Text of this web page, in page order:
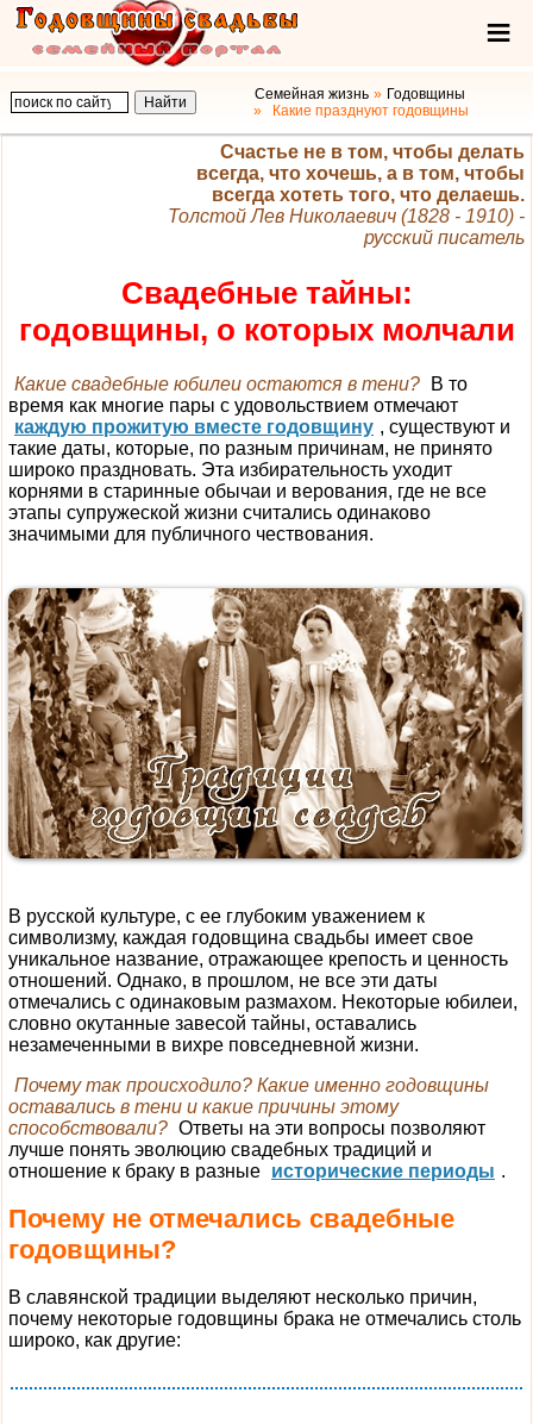
Семейная жизнь
Годовщины
Какие празднуют годовщины
Счастье не в том, чтобы делать
всегда, что хочешь, а в том, чтобы
всегда хотеть того, что делаешь.
Толстой Лев Николаевич (1828 - 1910) -
русский писатель
Свадебные тайны:
годовщины, о которых молчали
Какие свадебные юбилеи остаются в тени?
В то
время как многие пары с удовольствием отмечают
каждую прожитую вместе годовщину , существуют и
такие даты, которые, по разным причинам, не принято
широко праздновать. Эта избирательность уходит
корнями в старинные обычаи и верования, где не все
этапы супружеской жизни считались одинаково
значимыми для публичного чествования.
В русской культуре, с ее глубоким уважением к
символизму, каждая годовщина свадьбы имеет свое
уникальное название, отражающее крепость и ценность
отношений. Однако, в прошлом, не все эти даты
отмечались с одинаковым размахом. Некоторые юбилеи,
словно окутанные завесой тайны, оставались
незамеченными в вихре повседневной жизни.
Почему так происходило? Какие именно годовщины
оставались в тени и какие причины этому
способствовали? Ответы на эти вопросы позволяют
лучше понять эволюцию свадебных традиций и
отношение к браку в разные исторические периоды .
Почему не отмечались свадебные
годовщины?
В славянской традиции выделяют несколько причин,
почему некоторые годовщины брака не отмечались столь
широко, как другие: